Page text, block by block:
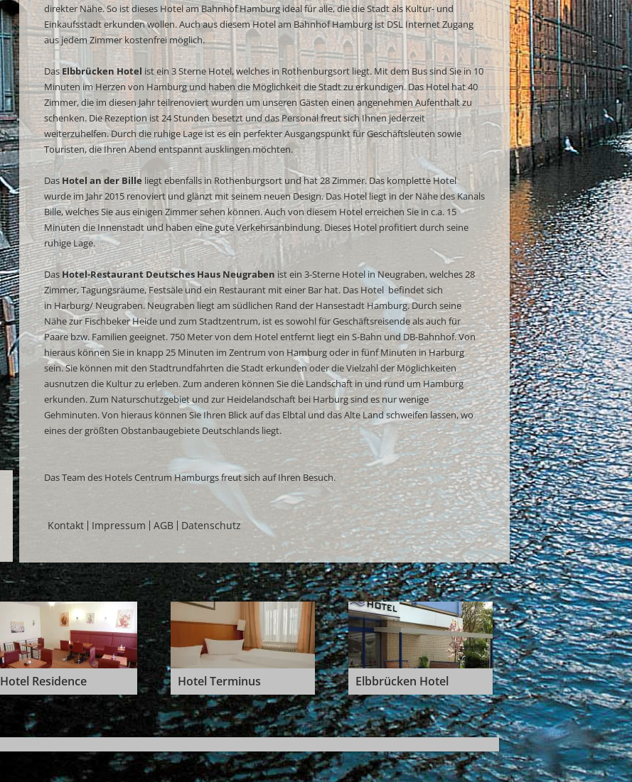
direkter Nähe. So ist dieses Hotel am Bahnhof Hamburg ideal für alle, die die Stadt als Kultur- und
Einkaufsstadt erkunden wollen. Auch aus diesem Hotel am Bahnhof Hamburg ist DSL Internet Zugang
aus jedem Zimmer kostenfrei möglich.
Das Elbbrücken Hotel ist ein 3 Sterne Hotel, welches in Rothenburgsort liegt. Mit dem Bus sind Sie in 10
Minuten im Herzen von Hamburg und haben die Möglichkeit die Stadt zu erkundigen. Das Hotel hat 40
Zimmer, die im diesen Jahr teilrenoviert wurden um unseren Gästen einen angenehmen Aufenthalt zu
schenken. Die Rezeption ist 24 Stunden besetzt und das Personal freut sich Ihnen jederzeit
weiterzuhelfen. Durch die ruhige Lage ist es ein perfekter Ausgangspunkt für Geschäftsleuten sowie
Touristen, die Ihren Abend entspannt ausklingen möchten.
Das Hotel an der Bille liegt ebenfalls in Rothenburgsort und hat 28 Zimmer. Das komplette Hotel
wurde im Jahr 2015 renoviert und glänzt mit seinem neuen Design. Das Hotel liegt in der Nähe des Kanals
Bille, welches Sie aus einigen Zimmer sehen können. Auch von diesem Hotel erreichen Sie in c.a. 15
Minuten die Innenstadt und haben eine gute Verkehrsanbindung. Dieses Hotel profitiert durch seine
ruhige Lage.
Das Hotel-Restaurant Deutsches Haus Neugraben ist ein 3-Sterne Hotel in Neugraben, welches 28
Zimmer, Tagungsräume, Festsäle und ein Restaurant mit einer Bar hat. Das Hotel befindet sich
in Harburg/ Neugraben. Neugraben liegt am südlichen Rand der Hansestadt Hamburg. Durch seine
Nähe zur Fischbeker Heide und zum Stadtzentrum, ist es sowohl für Geschäftsreisende als auch für
Paare bzw. Familien geeignet. 750 Meter von dem Hotel entfernt liegt ein S-Bahn und DB-Bahnhof. Von
hieraus können Sie in knapp 25 Minuten im Zentrum von Hamburg oder in fünf Minuten in Harburg
sein. Sie können mit den Stadtrundfahrten die Stadt erkunden oder die Vielzahl der Möglichkeiten
ausnutzen die Kultur zu erleben. Zum anderen können Sie die Landschaft in und rund um Hamburg
erkunden. Zum Naturschutzgebiet und zur Heidelandschaft bei Harburg sind es nur wenige
Gehminuten. Von hieraus können Sie Ihren Blick auf das Elbtal und das Alte Land schweifen lassen, wo
eines der größten Obstanbaugebiete Deutschlands liegt.
Das Team des Hotels Centrum Hamburgs freut sich auf Ihren Besuch.
Kontakt Impressum AGB Datenschutz
Hotel Residence Hotel Terminus Elbbrücken Hotel